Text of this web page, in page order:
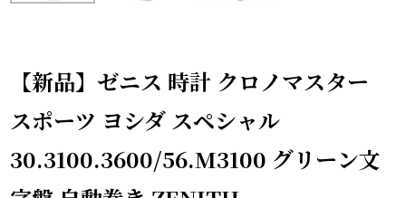
【新品】ゼニス 時計 クロノマスター
スポーツ ヨシダ スペシャル
30.3100.3600/56.M3100 グリーン文